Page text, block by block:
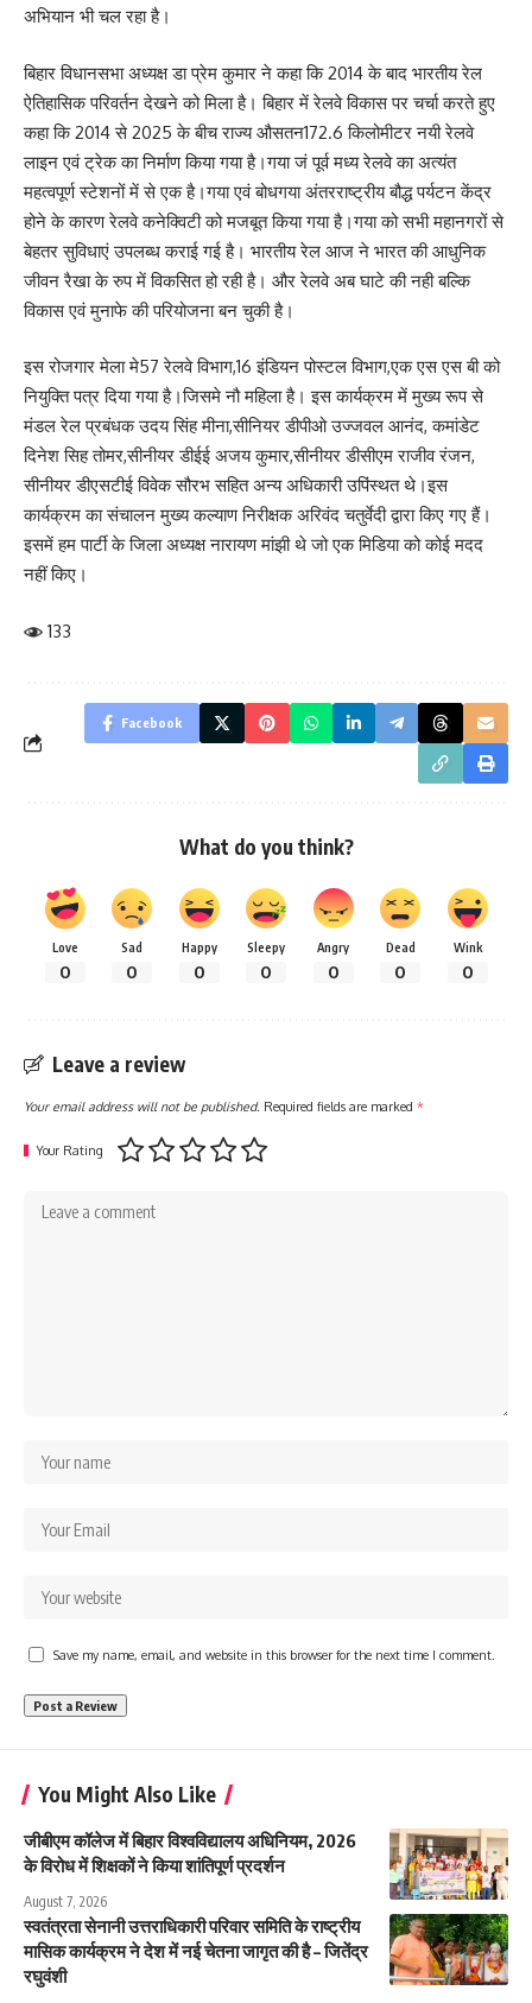
अभियान भी चल रहा है।
बिहार विधानसभा अध्यक्ष डा प्रेम कुमार ने कहा कि 2014 के बाद भारतीय रेल
ऐतिहासिक परिवर्तन देखने को मिला है। बिहार में रेलवे विकास पर चर्चा करते हुए
कहा कि 2014 से 2025 के बीच राज्य औसतन172.6 किलोमीटर नयी रेलवे
लाइन एवं ट्रेक का निर्माण किया गया है।गया जं पूर्व मध्य रेलवे का अत्यंत
महत्वपूर्ण स्टेशनों में से एक है।गया एवं बोधगया अंतरराष्ट्रीय बौद्ध पर्यटन केंद्र
होने के कारण रेलवे कनेक्विटी को मजबूत किया गया है।गया को सभी महानगरों से
बेहतर सुविधाएं उपलब्ध कराई गई है। भारतीय रेल आज ने भारत की आधुनिक
जीवन रैखा के रुप में विकसित हो रही है। और रेलवे अब घाटे की नही बल्कि
विकास एवं मुनाफे की परियोजना बन चुकी है।
इस रोजगार मेला मे57 रेलवे विभाग,16 इंडियन पोस्टल विभाग,एक एस एस बी को
नियुक्ति पत्र दिया गया है।जिसमे नौ महिला है। इस कार्यक्रम में मुख्य रूप से
मंडल रेल प्रबंधक उदय सिंह मीना,सीनियर डीपीओ उज्जवल आनंद, कमांडेट
दिनेश सिह तोमर,सीनीयर डीईई अजय कुमार,सीनीयर डीसीएम राजीव रंजन,
सीनीयर डीएसटीई विवेक सौरभ सहित अन्य अधिकारी उपिंस्थत थे।इस
कार्यक्रम का संचालन मुख्य कल्याण निरीक्षक अरिवंद चतुर्वेदी द्वारा किए गए हैं।
इसमें हम पार्टी के जिला अध्यक्ष नारायण मांझी थे जो एक मिडिया को कोई मदद
नहीं किए।
133
Facebook
What do you think?
Love
0
Sad
0
Happy
0
Sleepy
0
Angry
0
Dead
0
Wink
0
Leave a review
Your email address will not be published. Required fields are marked *
Your Rating
Save my name, email, and website in this browser for the next time I comment.
You Might Also Like
जीबीएम कॉलेज में बिहार विश्वविद्यालय अधिनियम, 2026
के विरोध में शिक्षकों ने किया शांतिपूर्ण प्रदर्शन
August 7, 2026
स्वतंत्रता सेनानी उत्तराधिकारी परिवार समिति के राष्ट्रीय
मासिक कार्यक्रम ने देश में नई चेतना जागृत की है – जितेंद्र
रघुवंशी